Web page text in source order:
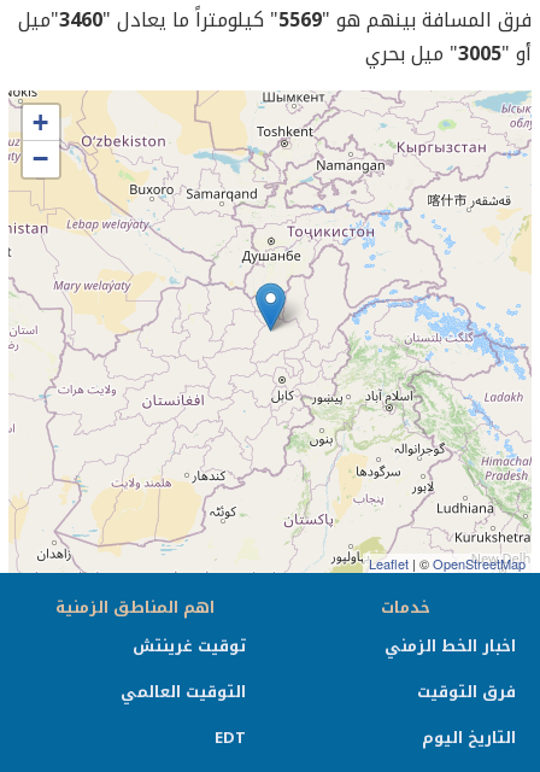
فرق المسافة بينهم هو "5569" كيلومتراً ما يعادل "3460"ميل
أو "3005" ميل بحري
+
−
Leaflet | ©OpenStreetMap
خدمات
اخبار الخط الزمني
فرق التوقيت
التاريخ اليوم
اهم المناطق الزمنية
توقيت غرينتش
التوقيت العالمي
EDT